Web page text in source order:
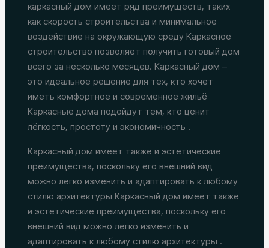
каркасный дом имеет ряд преимуществ, таких
как скорость строительства и минимальное
воздействие на окружающую среду Каркасное
строительство позволяет получить готовый дом
всего за несколько месяцев. Каркасный дом –
это идеальное решение для тех, кто хочет
иметь комфортное и современное жильё
Каркасные дома подойдут тем, кто ценит
лёгкость, простоту и экономичность .
Каркасный дом имеет также и эстетические
преимущества, поскольку его внешний вид
можно легко изменить и адаптировать к любому
стилю архитектуры Каркасный дом имеет также
и эстетические преимущества, поскольку его
внешний вид можно легко изменить и
адаптировать к любому стилю архитектуры .